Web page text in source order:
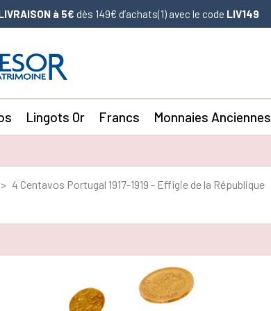
à 5€ dès 149€ d’achats(1) avec le code LIV149
Lingots Or Francs Monnaies Anciennes
4 Centavos Portugal 1917-1919 - Effigie de la République